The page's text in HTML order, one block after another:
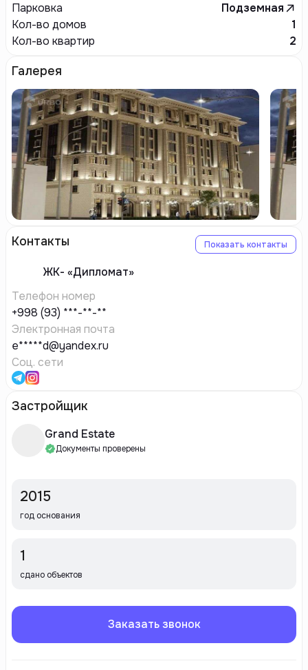
Парковка
Подземная
Кол-во домов
1
Кол-во квартир
2
Галерея
Контакты Показать контакты
ЖК- «Дипломат»
Телефон номер
+998 (93) ***-**-**
Электронная почта
e*****d@yandex.ru
Соц. сети
Застройщик
Grand Estate
Документы проверены
2015
год основания
1
сдано объектов
Заказать звонок